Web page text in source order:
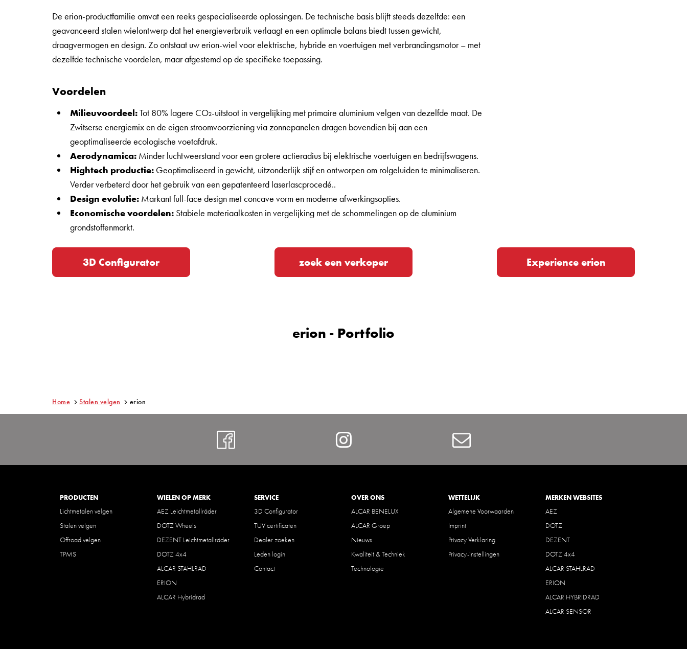
De erion-productfamilie omvat een reeks gespecialiseerde oplossingen. De technische basis blijft steeds dezelfde: een
geavanceerd stalen wielontwerp dat het energieverbruik verlaagt en een optimale balans biedt tussen gewicht,
draagvermogen en design. Zo ontstaat uw erion-wiel voor elektrische, hybride en voertuigen met verbrandingsmotor – met
dezelfde technische voordelen, maar afgestemd op de specifieke toepassing.
Voordelen
Milieuvoordeel:Tot 80% lagere CO₂-uitstoot in vergelijking met primaire aluminium velgen van dezelfde maat. De
Zwitserse energiemix en de eigen stroomvoorziening via zonnepanelen dragen bovendien bij aan een
geoptimaliseerde ecologische voetafdruk.
Aerodynamica: Minder luchtweerstand voor een grotere actieradius bij elektrische voertuigen en bedrijfswagens.
Hightech productie: Geoptimaliseerd in gewicht, uitzonderlijk stijf en ontworpen om rolgeluiden te minimaliseren.
Verder verbeterd door het gebruik van een gepatenteerd laserlascprocedé..
Design evolutie: Markant full-face design met concave vorm en moderne afwerkingsopties.
Economische voordelen: Stabiele materiaalkosten in vergelijking met de schommelingen op de aluminium
grondstoffenmarkt.
3D Configurator zoek een verkoper Experience erion
erion - Portfolio
Home Stalen velgen erion
Instagram Contact
PRODUCTEN
Lichtmetalen velgen
Stalen velgen
Offroad velgen
TPMS
WIELEN OP MERK
AEZ Leichtmetallräder
DOTZ Wheels
DEZENT Leichtmetallräder
DOTZ 4x4
ALCAR STAHLRAD
ERION
ALCAR Hybridrad
SERVICE
3D Configurator
TUV certificaten
Dealer zoeken
Leden login
Contact
OVER ONS
ALCAR BENELUX
ALCAR Groep
Nieuws
Kwaliteit & Techniek
Technologie
WETTELIJK
Algemene Voorwaarden
Imprint
Privacy Verklaring
Privacy-instellingen
MERKEN WEBSITES
AEZ
DOTZ
DEZENT
DOTZ 4x4
ALCAR STAHLRAD
ERION
ALCAR HYBRIDRAD
ALCAR SENSOR